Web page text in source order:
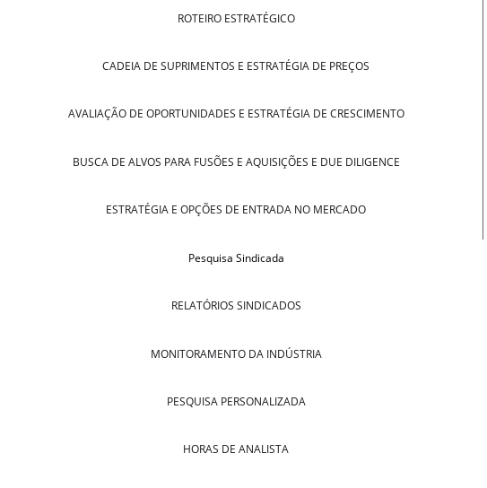
ROTEIRO ESTRATÉGICO
CADEIA DE SUPRIMENTOS E ESTRATÉGIA DE PREÇOS
AVALIAÇÃO DE OPORTUNIDADES E ESTRATÉGIA DE CRESCIMENTO
BUSCA DE ALVOS PARA FUSÕES E AQUISIÇÕES E DUE DILIGENCE
ESTRATÉGIA E OPÇÕES DE ENTRADA NO MERCADO
Pesquisa Sindicada
RELATÓRIOS SINDICADOS
MONITORAMENTO DA INDÚSTRIA
PESQUISA PERSONALIZADA
HORAS DE ANALISTA